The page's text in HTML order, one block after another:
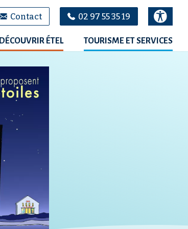
Contact 02 97 55 35 19
DÉCOUVRIR ÉTEL TOURISME ET SERVICES